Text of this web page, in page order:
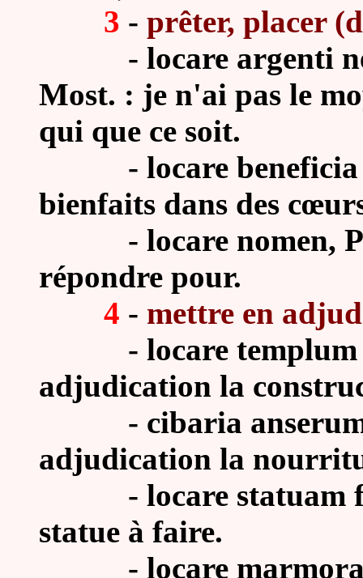
3 - prêter, placer
- locare argenti
Most. : je n'ai pas le
qui que ce soit.
- locare beneficia
bienfaits dans des
- locare nomen,
répondre pour.
4 - mettre en
- locare templum
adjudication la
- cibaria anserum
adjudication la
- locare statuam
statue à faire.
- locare marmora